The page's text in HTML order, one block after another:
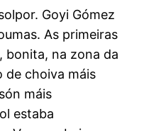
Goyi Gómez
As primeiras
bonita, na zona da
de choiva máis
máis
estaba